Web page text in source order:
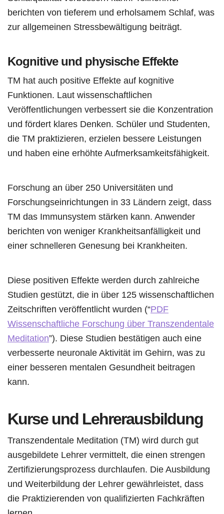
berichten von tieferem und erholsamem Schlaf, was
zur allgemeinen Stressbewältigung beiträgt.
Kognitive und physische Effekte
TM hat auch positive Effekte auf kognitive
Funktionen. Laut wissenschaftlichen
Veröffentlichungen verbessert sie die Konzentration
und fördert klares Denken. Schüler und Studenten,
die TM praktizieren, erzielen bessere Leistungen
und haben eine erhöhte Aufmerksamkeitsfähigkeit.
Forschung an über 250 Universitäten und
Forschungseinrichtungen in 33 Ländern zeigt, dass
TM das Immunsystem stärken kann. Anwender
berichten von weniger Krankheitsanfälligkeit und
einer schnelleren Genesung bei Krankheiten.
Diese positiven Effekte werden durch zahlreiche
Studien gestützt, die in über 125 wissenschaftlichen
Zeitschriften veröffentlicht wurden (“PDF
Wissenschaftliche Forschung über Transzendentale
Meditation”). Diese Studien bestätigen auch eine
verbesserte neuronale Aktivität im Gehirn, was zu
einer besseren mentalen Gesundheit beitragen
kann.
Kurse und Lehrerausbildung
Transzendentale Meditation (TM) wird durch gut
ausgebildete Lehrer vermittelt, die einen strengen
Zertifizierungsprozess durchlaufen. Die Ausbildung
und Weiterbildung der Lehrer gewährleistet, dass
die Praktizierenden von qualifizierten Fachkräften